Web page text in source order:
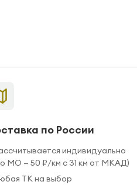
по России
индивидуально
МО — 50 ₽/км с 31 км от МКАД)
ТК на выбор